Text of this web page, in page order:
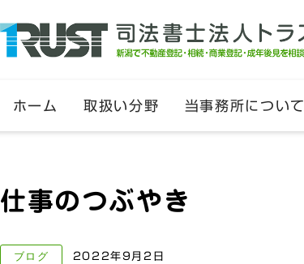
ホーム 取扱い分野 当事務所について
仕事のつぶやき
ブログ 2022年9月2日